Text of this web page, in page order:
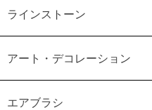
ラインストーン
アート・デコレーション
エアブラシ